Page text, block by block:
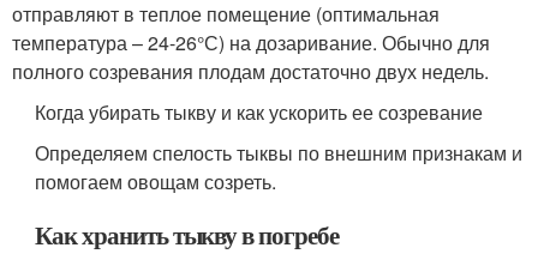
отправляют в теплое помещение (оптимальная
температура – 24-26°С) на дозаривание. Обычно для
полного созревания плодам достаточно двух недель.
Когда убирать тыкву и как ускорить ее созревание
Определяем спелость тыквы по внешним признакам и
помогаем овощам созреть.
Как хранить тыкву в погребе